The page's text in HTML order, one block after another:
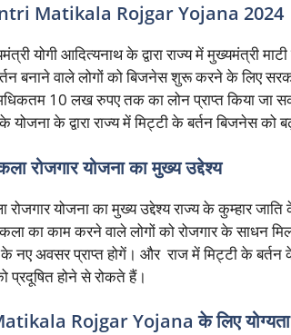
Matikala Rojgar Yojana 2024
योगी आदित्यनाथ के द्वारा राज्य में मुख्यमंत्री
बनाने वाले लोगों को बिजनेस शुरू करने के लिए
10 लख रुपए तक का लोन प्राप्त किया जा
के द्वारा राज्य में मिट्टी के बर्तन बिजनेस को
रोजगार योजना का मुख्य उद्देश्य
रोजगार योजना का मुख्य उद्देश्य राज्य के कुम्हार
कला का काम करने वाले लोगों को रोजगार के साधन
के नए अवसर प्राप्त होगें। और राज में मिट्टी के बर्तन
प्रदूषित होने से रोकते हैं।
Rojgar Yojanaके लिए